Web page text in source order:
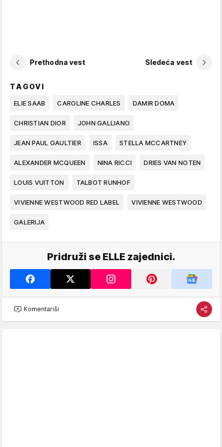
Prethodna vest Sledeća vest
TAGOVI
ELIE SAAB CAROLINE CHARLES DAMIR DOMA
CHRISTIAN DIOR JOHN GALLIANO
JEAN PAUL GAULTIER ISSA STELLA MCCARTNEY
ALEXANDER MCQUEEN NINA RICCI DRIES VAN NOTEN
LOUIS VUITTON TALBOT RUNHOF
VIVIENNE WESTWOOD RED LABEL VIVIENNE WESTWOOD
GALERIJA
Pridruži se ELLE zajednici.
Komentariši